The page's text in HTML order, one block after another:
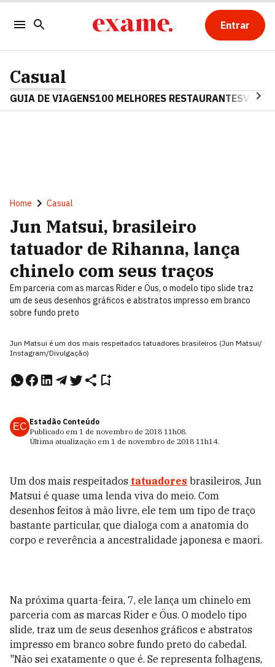
Entrar
Casual
GUIA DE VIAGENS100 MELHORES RESTAURANTES
Home Casual
Jun Matsui, brasileiro
tatuador de Rihanna, lança
chinelo com seus traços
Em parceria com as marcas Rider e Öus, o modelo tipo slide traz
um de seus desenhos gráficos e abstratos impresso em branco
sobre fundo preto
Jun Matsui é um dos mais respeitados tatuadores brasileiros (Jun Matsui/
Instagram/Divulgação)
EC Estadão Conteúdo
Publicado em 1 de novembro de 2018 11h08.
Última atualização em 1 de novembro de 2018 11h14.
Um dos mais respeitados tatuadores brasileiros, Jun
Matsui é quase uma lenda viva do meio. Com
desenhos feitos à mão livre, ele tem um tipo de traço
bastante particular, que dialoga com a anatomia do
corpo e reverência a ancestralidade japonesa e maori.
Na próxima quarta-feira, 7, ele lança um chinelo em
parceria com as marcas Rider e Öus. O modelo tipo
slide, traz um de seus desenhos gráficos e abstratos
impresso em branco sobre fundo preto do cabedal.
"Não sei exatamente o que é. Se representa folhagens,